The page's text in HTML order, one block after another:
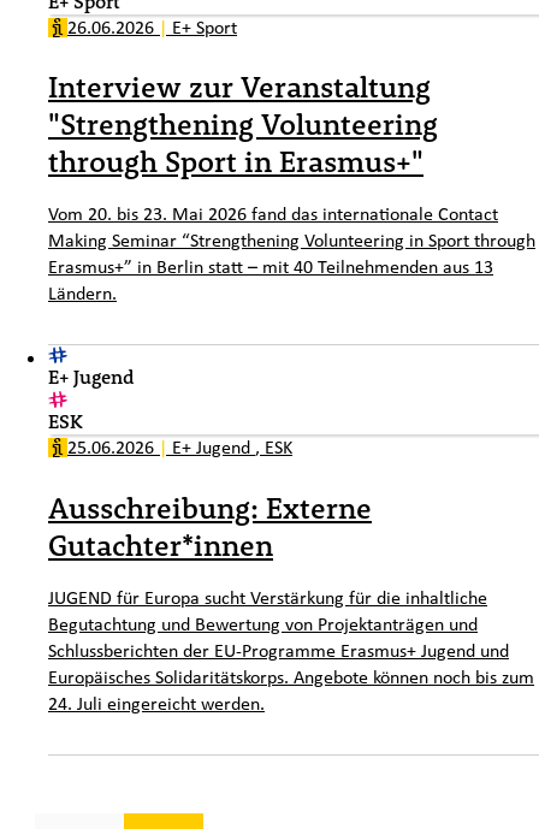
26.06.2026 | E+ Sport
Interview zur Veranstaltung
"Strengthening Volunteering
through Sport in Erasmus+"
Vom 20. bis 23. Mai 2026 fand das internationale Contact
Making Seminar “Strengthening Volunteering in Sport through
Erasmus+” in Berlin statt – mit 40 Teilnehmenden aus 13
Ländern.
E+ Jugend
ESK
25.06.2026 | E+ Jugend , ESK
Ausschreibung: Externe
Gutachter*innen
JUGEND für Europa sucht Verstärkung für die inhaltliche
Begutachtung und Bewertung von Projektanträgen und
Schlussberichten der EU-Programme Erasmus+ Jugend und
Europäisches Solidaritätskorps. Angebote können noch bis zum
24. Juli eingereicht werden.